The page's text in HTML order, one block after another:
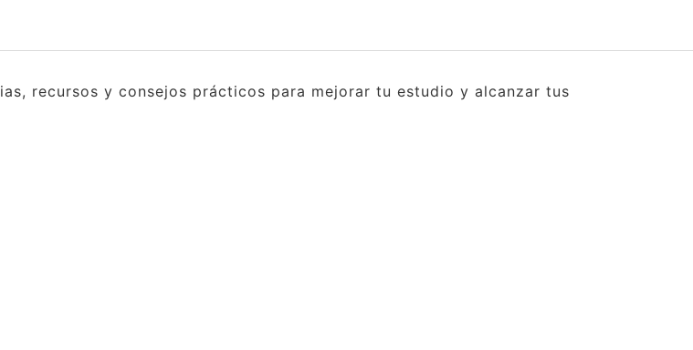
recursos y consejos prácticos para mejorar tu estudio y alcanzar tus